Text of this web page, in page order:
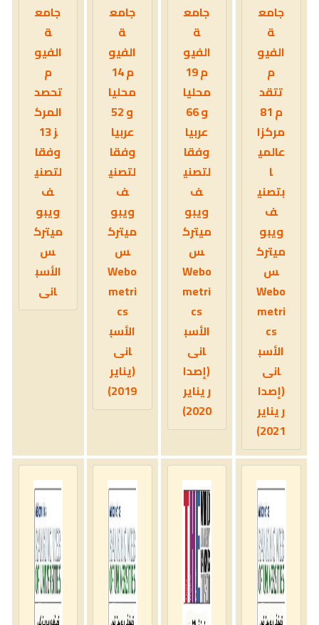
جامع
ة
الفيو
م
تتقد
م 81
مركزا
عالمي
ا
بتصني
ف
ويبو
ميترك
س
Webo
metri
cs
الأسب
انى
(إصدا
ر يناير
2021)
جامع
ة
الفيو
م 19
محليا
و 66
عربيا
وفقا
لتصني
ف
ويبو
ميترك
س
Webo
metri
cs
الأسب
انى
(إصدا
ر يناير
2020)
جامع
ة
الفيو
م 14
محليا
و 52
عربيا
وفقا
لتصني
ف
ويبو
ميترك
س
Webo
metri
cs
الأسب
انى
(يناير
2019)
جامع
ة
الفيو
م
تحصد
المرك
ز 13
وفقا
لتصني
ف
ويبو
ميترك
س
الأسب
انى